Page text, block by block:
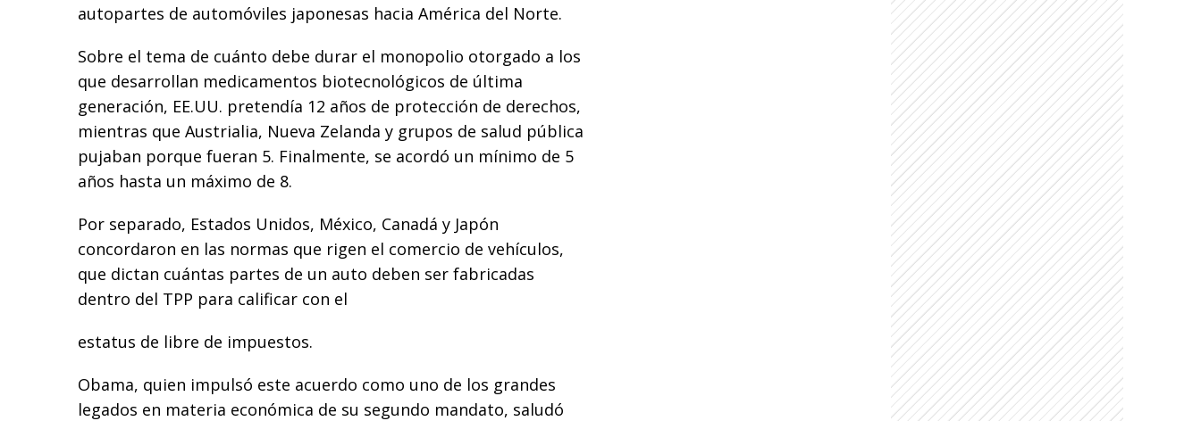
autopartes de automóviles japonesas hacia América del Norte.
Sobre el tema de cuánto debe durar el monopolio otorgado a los
que desarrollan medicamentos biotecnológicos de última
generación, EE.UU. pretendía 12 años de protección de derechos,
mientras que Austrialia, Nueva Zelanda y grupos de salud pública
pujaban porque fueran 5. Finalmente, se acordó un mínimo de 5
años hasta un máximo de 8.
Por separado, Estados Unidos, México, Canadá y Japón
concordaron en las normas que rigen el comercio de vehículos,
que dictan cuántas partes de un auto deben ser fabricadas
dentro del TPP para calificar con el
estatus de libre de impuestos.
Obama, quien impulsó este acuerdo como uno de los grandes
legados en materia económica de su segundo mandato, saludó